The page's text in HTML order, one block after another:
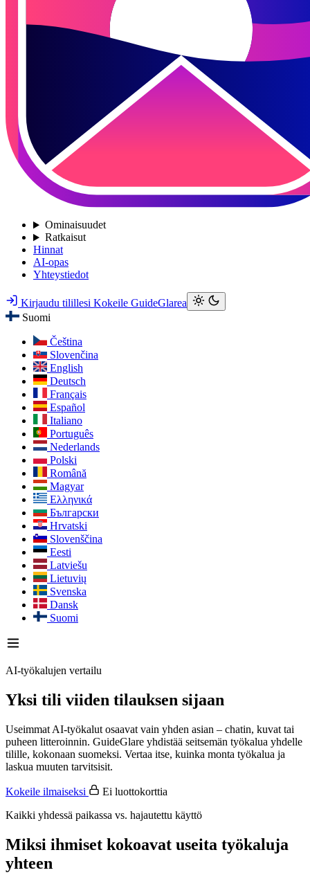
Ominaisuudet
Ratkaisut
Hinnat
AI-opas
Yhteystiedot
Kirjaudu tilillesi Kokeile GuideGlarea
Suomi
Čeština
Slovenčina
English
Deutsch
Français
Español
Italiano
Português
Nederlands
Polski
Română
Magyar
Ελληνικά
Български
Hrvatski
Slovenščina
Eesti
Latviešu
Lietuvių
Svenska
Dansk
Suomi
AI-työkalujen vertailu
Yksi tili viiden tilauksen sijaan
Useimmat AI-työkalut osaavat vain yhden asian – chatin, kuvat tai
puheen litteroinnin. GuideGlare yhdistää seitsemän työkalua yhdelle
tilille, kokonaan suomeksi. Vertaa itse, kuinka monta työkalua ja
laskua muuten tarvitsisit.
Kokeile ilmaiseksi
Ei luottokorttia
Kaikki yhdessä paikassa vs. hajautettu käyttö
Miksi ihmiset kokoavat useita työkaluja
yhteen